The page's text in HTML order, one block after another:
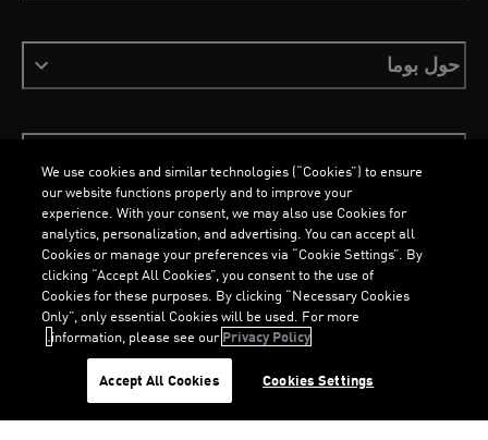
G
.
حول بوما
ملفات تعريف الارتباطسياسة الخصوصيةImprint
العربية
جميع الحقوق محفوظة © PUMA, 2026
We use cookies and similar technologies (“Cookies”) to ensure
our website functions properly and to improve your
experience. With your consent, we may also use Cookies for
analytics, personalization, and advertising. You can accept all
Cookies or manage your preferences via “Cookie Settings”. By
clicking “Accept All Cookies”, you consent to the use of
Cookies for these purposes. By clicking “Necessary Cookies
Only”, only essential Cookies will be used. For more
information, please see ourPrivacy Policy.
Cookies Settings
Accept All Cookies